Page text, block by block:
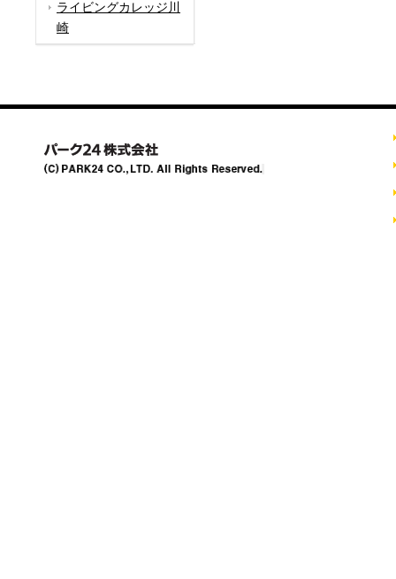
ライビングカレッジ川
崎